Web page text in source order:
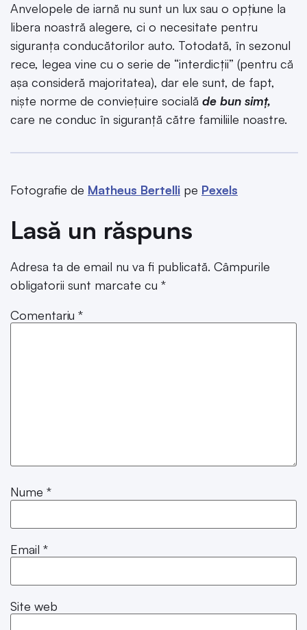
Anvelopele de iarnă nu sunt un lux sau o opțiune la
libera noastră alegere, ci o necesitate pentru
siguranța conducătorilor auto. Totodată, în sezonul
rece, legea vine cu o serie de “interdicții” (pentru că
așa consideră majoritatea), dar ele sunt, de fapt,
niște norme de conviețuire socială de bun simț,
care ne conduc în siguranță către familiile noastre.
Fotografie de Matheus Bertelli pe Pexels
Lasă un răspuns
Adresa ta de email nu va fi publicată. Câmpurile
obligatorii sunt marcate cu *
Comentariu *
Nume *
Email *
Site web